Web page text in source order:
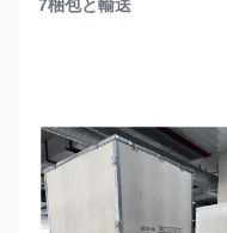
7梱包と輸送